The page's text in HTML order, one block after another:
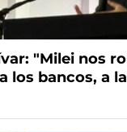
"Milei nos
los bancos, a